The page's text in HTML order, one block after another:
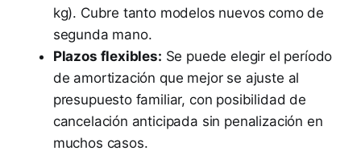
kg). Cubre tanto modelos nuevos como de
segunda mano.
Plazos flexibles: Se puede elegir el período
de amortización que mejor se ajuste al
presupuesto familiar, con posibilidad de
cancelación anticipada sin penalización en
muchos casos.